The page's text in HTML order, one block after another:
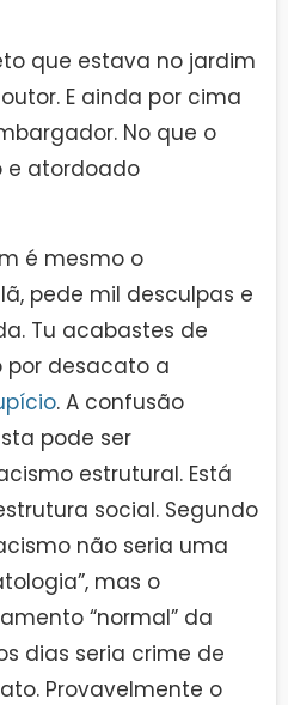
que estava no jardim
E ainda por cima
No que o
e atordoado
é mesmo o
pede mil desculpas e
Tu acabastes de
por desacato a
. A confusão
pode ser
estrutural. Está
social. Segundo
não seria uma
mas o
“normal” da
dias seria crime de
Provavelmente o